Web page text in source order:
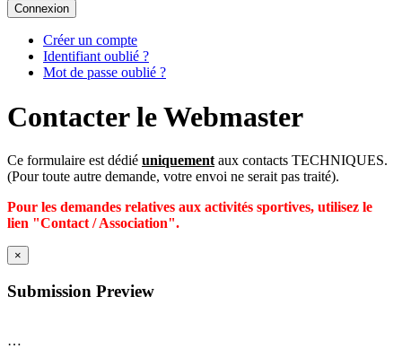
Connexion
Créer un compte
Identifiant oublié ?
Mot de passe oublié ?
Contacter le Webmaster
Ce formulaire est dédié uniquement aux contacts TECHNIQUES.
(Pour toute autre demande, votre envoi ne serait pas traité).
Pour les demandes relatives aux activités sportives, utilisez le
lien "Contact / Association".
×
Submission Preview
…